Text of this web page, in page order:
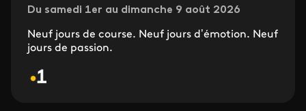
Du samedi 1er au dimanche 9 août 2026
Neuf jours de course. Neuf jours d’émotion. Neuf
jours de passion.